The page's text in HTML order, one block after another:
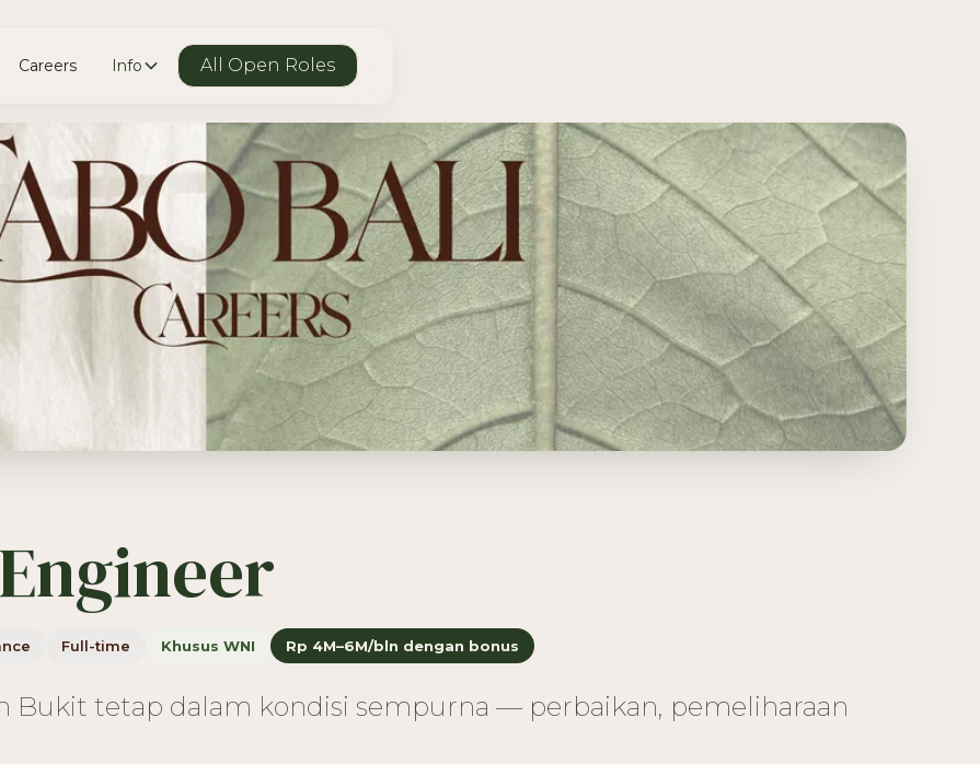
Careers Info All Open Roles
Full-time Khusus WNI Rp 4M–6M/bln dengan bonus
Bukit tetap dalam kondisi sempurna — perbaikan, pemeliharaan